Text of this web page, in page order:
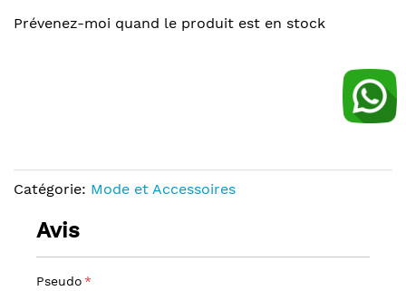
Prévenez-moi quand le produit est en stock
Catégorie: Mode et Accessoires
Avis
Pseudo